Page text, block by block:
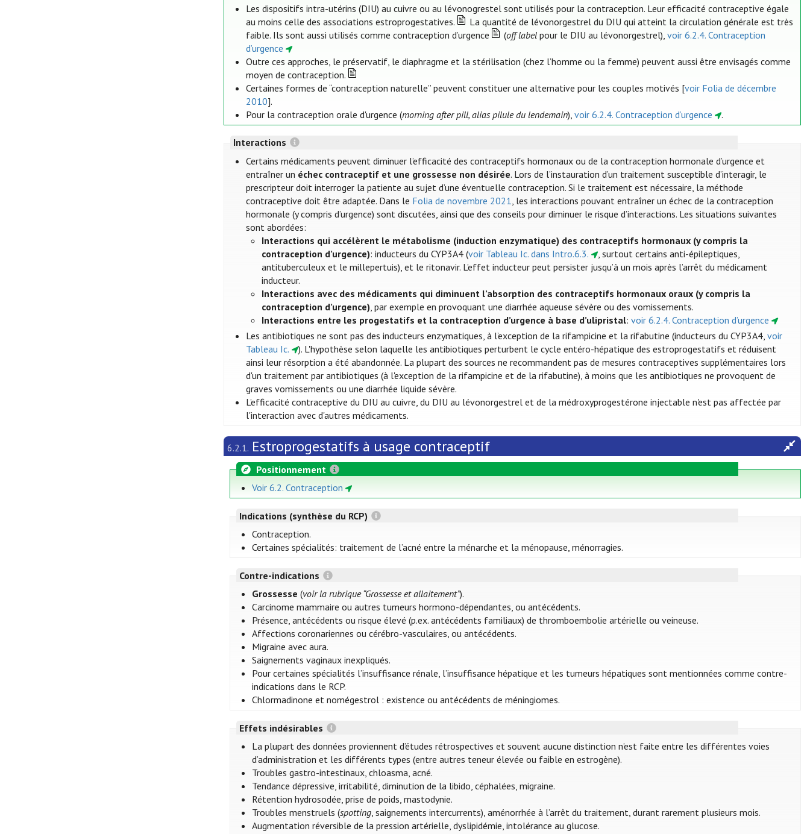
Les dispositifs intra-utérins (DIU) au cuivre ou au lévonogrestel sont utilisés pour la contraception. Leur efficacité contraceptive égale
au moins celle des associations estroprogestatives.
La quantité de lévonorgestrel du DIU qui atteint la circulation générale est très
faible. Ils sont aussi utilisés comme contraception d’urgence
(off labelpour le DIU au lévonorgestrel), voir 6.2.4. Contraception
d’urgence
Outre ces approches, le préservatif, le diaphragme et la stérilisation (chez l’homme ou la femme) peuvent aussi être envisagés comme
moyen de contraception.
Certaines formes de “contraception naturelle” peuvent constituer une alternative pour les couples motivés [voir Folia de décembre
2010].
Pour la contraception orale d'urgence (morning after pill, alias pilule du lendemain),voir 6.2.4. Contraception d’urgence .
Interactions
Certains médicaments peuvent diminuer l’efficacité des contraceptifs hormonaux ou de la contraception hormonale d’urgence et
entraîner un échec contraceptif et une grossesse non désirée. Lors de l’instauration d’un traitement susceptible d’interagir, le
prescripteur doit interroger la patiente au sujet d’une éventuelle contraception. Si le traitement est nécessaire, la méthode
contraceptive doit être adaptée. Dans le Folia de novembre 2021, les interactions pouvant entraîner un échec de la contraception
hormonale (y compris d’urgence) sont discutées, ainsi que des conseils pour diminuer le risque d’interactions. Les situations suivantes
sont abordées:
Interactions qui accélèrent le métabolisme (induction enzymatique) des contraceptifs hormonaux (y compris la
contraception d’urgence): inducteurs du CYP3A4 (voir Tableau Ic. dans Intro.6.3.
, surtout certains anti-épileptiques,
antituberculeux et le millepertuis), et le ritonavir. L’effet inducteur peut persister jusqu’à un mois après l’arrêt du médicament
inducteur.
Interactions avec des médicaments qui diminuent l’absorption des contraceptifs hormonaux oraux (y compris la
contraception d’urgence), par exemple en provoquant une diarrhée aqueuse sévère ou des vomissements.
Interactions entre les progestatifs et la contraception d’urgence à base d’ulipristal:voir 6.2.4. Contraception d’urgence
Les antibiotiques ne sont pas des inducteurs enzymatiques, à l’exception de la rifampicine et la rifabutine (inducteurs du CYP3A4,voir
Tableau Ic.
). L'hypothèse selon laquelle les antibiotiques perturbent le cycle entéro-hépatique des estroprogestatifs et réduisent
ainsi leur résorption a été abandonnée. La plupart des sources ne recommandent pas de mesures contraceptives supplémentaires lors
d'un traitement par antibiotiques (à l'exception de la rifampicine et de la rifabutine), à moins que les antibiotiques ne provoquent de
graves vomissements ou une diarrhée liquide sévère.
L’efficacité contraceptive du DIU au cuivre, du DIU au lévonorgestrel et de la médroxyprogestérone injectable n'est pas affectée par
l'interaction avec d'autres médicaments.
6.2.1. Estroprogestatifs à usage contraceptif
Positionnement
Voir 6.2. Contraception
Indications (synthèse du RCP)
Contraception.
Certaines spécialités: traitement de l’acné entre la ménarche et la ménopause, ménorragies.
Contre-indications
Grossesse (voir la rubrique “Grossesse et allaitement”).
Carcinome mammaire ou autres tumeurs hormono-dépendantes, ou antécédents.
Présence, antécédents ou risque élevé (p.ex. antécédents familiaux) de thromboembolie artérielle ou veineuse.
Affections coronariennes ou cérébro-vasculaires, ou antécédents.
Migraine avec aura.
Saignements vaginaux inexpliqués.
Pour certaines spécialités l’insuffisance rénale, l’insuffisance hépatique et les tumeurs hépatiques sont mentionnées comme contre-
indications dans le RCP.
Chlormadinone et nomégestrol : existence ou antécédents de méningiomes.
Effets indésirables
La plupart des données proviennent d’études rétrospectives et souvent aucune distinction n’est faite entre les différentes voies
d’administration et les différents types (entre autres teneur élevée ou faible en estrogène).
Troubles gastro-intestinaux, chloasma, acné.
Tendance dépressive, irritabilité, diminution de la libido, céphalées, migraine.
Rétention hydrosodée, prise de poids, mastodynie.
Troubles menstruels (spotting, saignements intercurrents), aménorrhée à l’arrêt du traitement, durant rarement plusieurs mois.
Augmentation réversible de la pression artérielle, dyslipidémie, intolérance au glucose.